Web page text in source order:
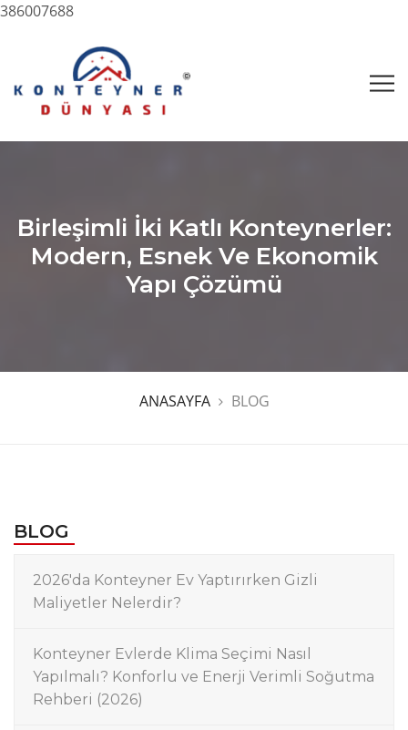
386007688
Birleşimli İki Katlı Konteynerler:
Modern, Esnek Ve Ekonomik
Yapı Çözümü
ANASAYFA BLOG
BLOG
2026'da Konteyner Ev Yaptırırken Gizli
Maliyetler Nelerdir?
Konteyner Evlerde Klima Seçimi Nasıl
Yapılmalı? Konforlu ve Enerji Verimli Soğutma
Rehberi (2026)